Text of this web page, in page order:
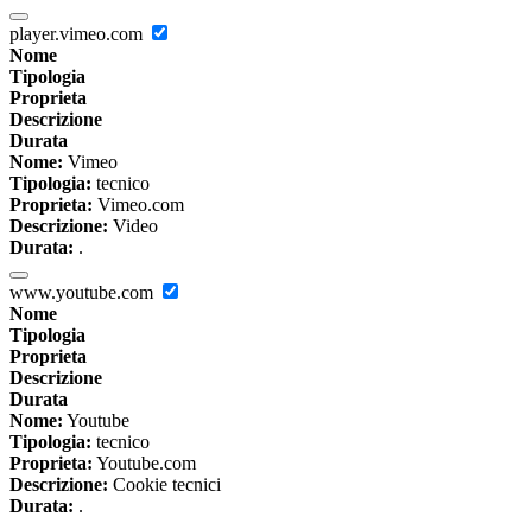
player.vimeo.com
Nome
Tipologia
Proprieta
Descrizione
Durata
Nome: Vimeo
Tipologia: tecnico
Proprieta: Vimeo.com
Descrizione: Video
Durata: .
www.youtube.com
Nome
Tipologia
Proprieta
Descrizione
Durata
Nome: Youtube
Tipologia: tecnico
Proprieta: Youtube.com
Descrizione: Cookie tecnici
Durata: .